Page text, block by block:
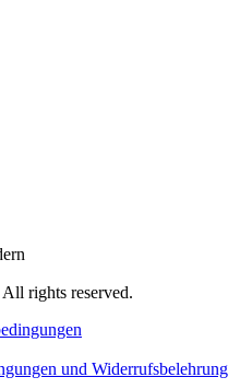
All rights reserved.
und Widerrufsbelehrung